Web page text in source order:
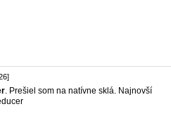
. Prešiel som na natívne sklá. Najnovší